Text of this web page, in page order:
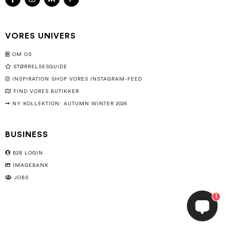
VORES UNIVERS
OM OS
STØRRELSESGUIDE
INSPIRATION SHOP VORES INSTAGRAM-FEED
FIND VORES BUTIKKER
NY KOLLEKTION: AUTUMN WINTER 2026
BUSINESS
B2B LOGIN
IMAGEBANK
JOBS
1